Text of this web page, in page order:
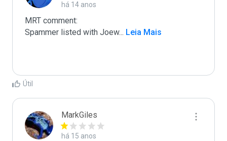
há 14 anos
MRT comment:
Spammer listed with Joew... Leia Mais
Útil
MarkGiles
há 15 anos